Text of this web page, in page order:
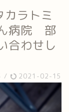
カラトミ
病院 部
合わせし
/ 2021-02-15